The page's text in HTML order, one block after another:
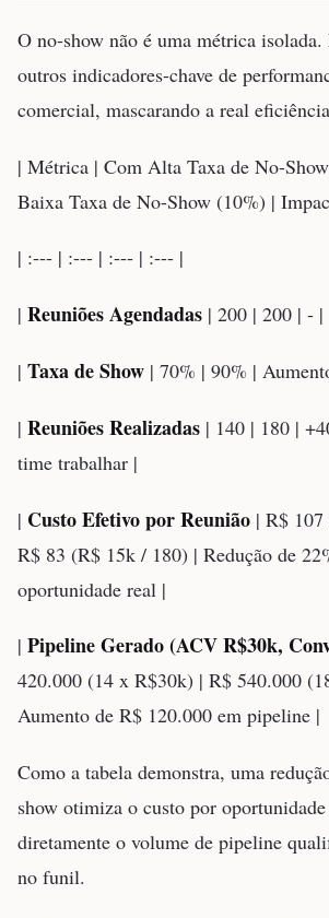
O no-show não é uma métrica
outros indicadores-chave de
comercial, mascarando a real
| Métrica | Com Alta Taxa de No-
Baixa Taxa de No-Show (10%) |
| :--- | :--- | :--- | :--- |
| Reuniões Agendadas | 200 | 200 | - |
| Taxa de Show | 70% | 90% |
| Reuniões Realizadas | 140 | 180 |
time trabalhar |
| Custo Efetivo por Reunião | R$
R$ 83 (R$ 15k / 180) | Redução de
oportunidade real |
| Pipeline Gerado (ACV R$30k,
420.000 (14 x R$30k) | R$ 540.000
Aumento de R$ 120.000 em pipeline |
Como a tabela demonstra, uma
show otimiza o custo por
diretamente o volume de pipeline
no funil.